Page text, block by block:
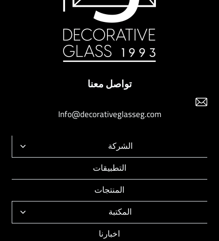
تواصل معنا
Info@decorativeglasseg.com
الشركة
تبديل
الفرعية
التطبيقات
المنتجات
المكتبة
تبديل
اخبارنا